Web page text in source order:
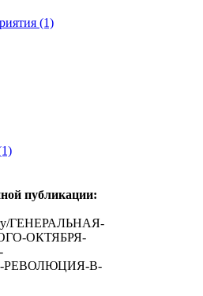
(1)
публикации:
ГЕНЕРАЛЬНАЯ-
ОКТЯБРЯ-
РЕВОЛЮЦИЯ-В-